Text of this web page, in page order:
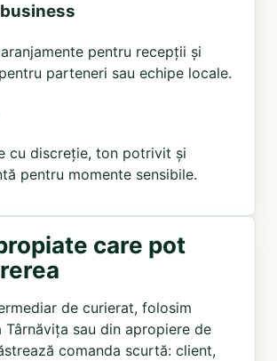
pentru recepții și
parteneri sau echipe locale.
cu discreție, ton potrivit și
pentru momente sensibile.
care pot
de curierat, folosim
sau din apropiere de
comanda scurtă: client,